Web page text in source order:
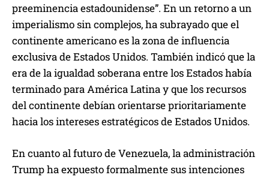
preeminencia estadounidense”. En un retorno a un
imperialismo sin complejos, ha subrayado que el
continente americano es la zona de influencia
exclusiva de Estados Unidos. También indicó que la
era de la igualdad soberana entre los Estados había
terminado para América Latina y que los recursos
del continente debían orientarse prioritariamente
hacia los intereses estratégicos de Estados Unidos.
En cuanto al futuro de Venezuela, la administración
Trump ha expuesto formalmente sus intenciones